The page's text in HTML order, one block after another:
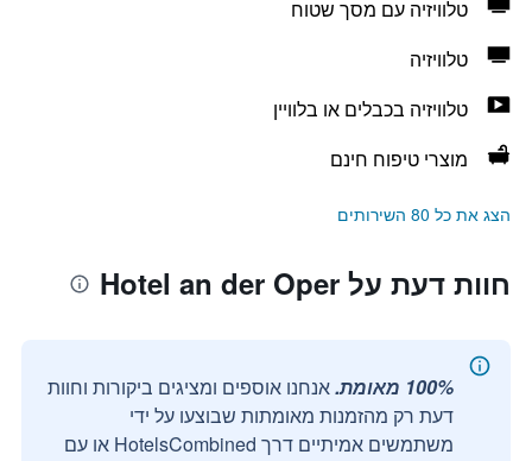
טלוויזיה עם מסך שטוח
טלוויזיה
טלוויזיה בכבלים או בלוויין
מוצרי טיפוח חינם
הצג את כל 80 השירותים
חוות דעת על Hotel an der Oper
100% מאומת.
אנחנו אוספים ומציגים ביקורות וחוות
דעת רק מהזמנות מאומתות שבוצעו על ידי
משתמשים אמיתיים דרך HotelsCombined או עם